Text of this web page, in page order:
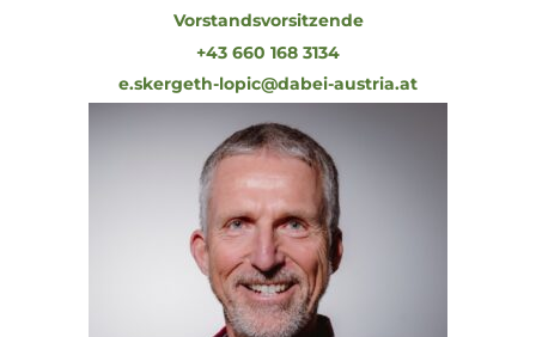
Vorstandsvorsitzende
+43 660 168 3134
e.skergeth-lopic@dabei-austria.at